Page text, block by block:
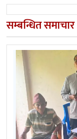
सम्बन्धित समाचार